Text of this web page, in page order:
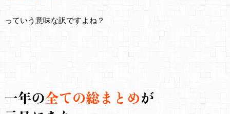
っていう意味な訳ですよね？